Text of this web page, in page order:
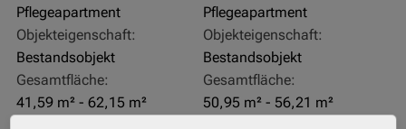
Pflegeapartment
Objekteigenschaft:
Bestandsobjekt
Gesamtfläche:
41,59 m² - 62,15 m²
Pflegeapartment
Objekteigenschaft:
Bestandsobjekt
Gesamtfläche:
50,95 m² - 56,21 m²